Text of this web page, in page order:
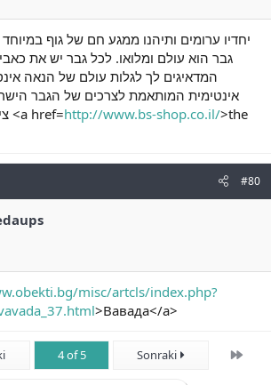
יחדיו ערומים ותיהנו ממגע חם של גוף
גבר הוא עולם ומלואו. לכל גבר יש את
המדאיגים לך לגלות עולם של הנאה
אינטימית המותאמת לצרכים של הגבר
ציפיות גבוהות. הדאגות <a href=http://www.bs-shop.co.il/>the
#80
misc/artcls/index.php?
>Вавада</a>
4 of 5 Sonraki Son